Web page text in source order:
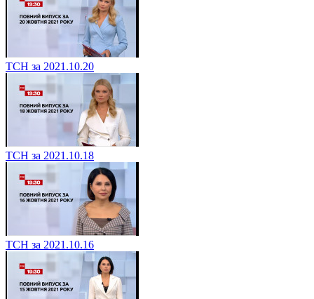
ТСН за 2021.10.20
ТСН за 2021.10.18
ТСН за 2021.10.16